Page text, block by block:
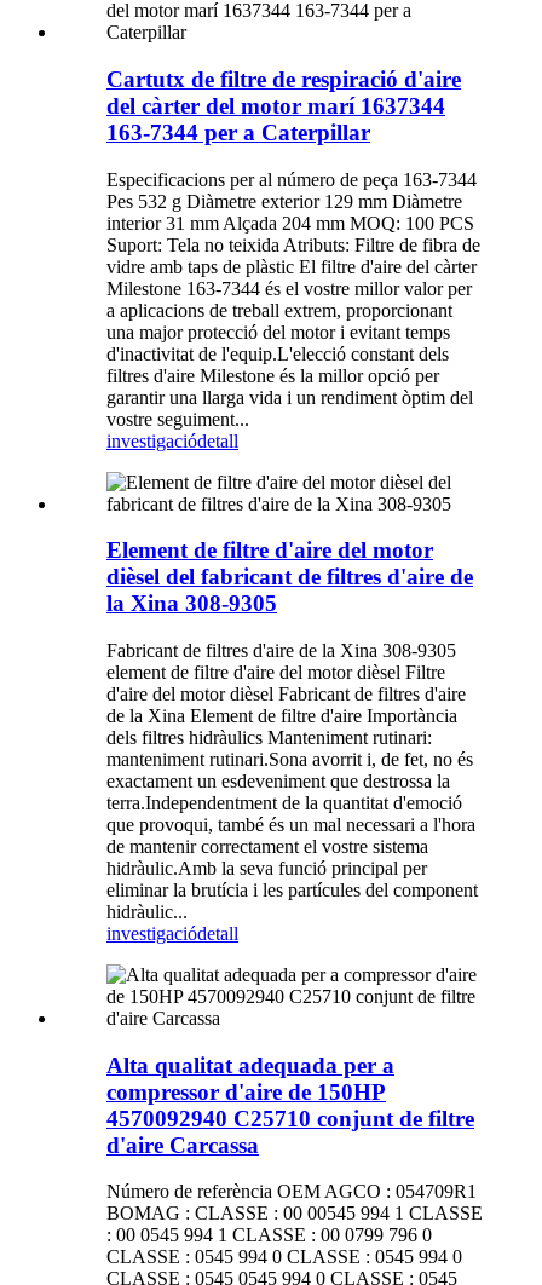
Cartutx de filtre de respiració d'aire
del càrter del motor marí 1637344
163-7344 per a Caterpillar
Especificacions per al número de peça 163-7344
Pes 532 g Diàmetre exterior 129 mm Diàmetre
interior 31 mm Alçada 204 mm MOQ: 100 PCS
Suport: Tela no teixida Atributs: Filtre de fibra de
vidre amb taps de plàstic El filtre d'aire del càrter
Milestone 163-7344 és el vostre millor valor per
a aplicacions de treball extrem, proporcionant
una major protecció del motor i evitant temps
d'inactivitat de l'equip.L'elecció constant dels
filtres d'aire Milestone és la millor opció per
garantir una llarga vida i un rendiment òptim del
vostre seguiment...
investigaciódetall
Element de filtre d'aire del motor
dièsel del fabricant de filtres d'aire de
la Xina 308-9305
Fabricant de filtres d'aire de la Xina 308-9305
element de filtre d'aire del motor dièsel Filtre
d'aire del motor dièsel Fabricant de filtres d'aire
de la Xina Element de filtre d'aire Importància
dels filtres hidràulics Manteniment rutinari:
manteniment rutinari.Sona avorrit i, de fet, no és
exactament un esdeveniment que destrossa la
terra.Independentment de la quantitat d'emoció
que provoqui, també és un mal necessari a l'hora
de mantenir correctament el vostre sistema
hidràulic.Amb la seva funció principal per
eliminar la brutícia i les partícules del component
hidràulic...
investigaciódetall
Alta qualitat adequada per a
compressor d'aire de 150HP
4570092940 C25710 conjunt de filtre
d'aire Carcassa
Número de referència OEM AGCO : 054709R1
BOMAG : CLASSE : 00 00545 994 1 CLASSE
: 00 0545 994 1 CLASSE : 00 0799 796 0
CLASSE : 0545 994 0 CLASSE : 0545 994 0
CLASSE : 0545 0545 994 0 CLASSE : 0545